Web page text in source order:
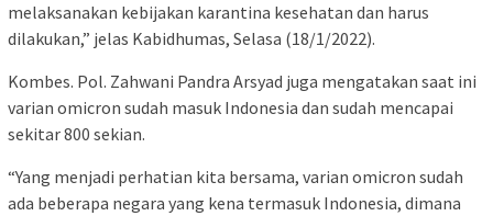
melaksanakan kebijakan karantina kesehatan dan harus
dilakukan,” jelas Kabidhumas, Selasa (18/1/2022).
Kombes. Pol. Zahwani Pandra Arsyad juga mengatakan saat ini
varian omicron sudah masuk Indonesia dan sudah mencapai
sekitar 800 sekian.
“Yang menjadi perhatian kita bersama, varian omicron sudah
ada beberapa negara yang kena termasuk Indonesia, dimana